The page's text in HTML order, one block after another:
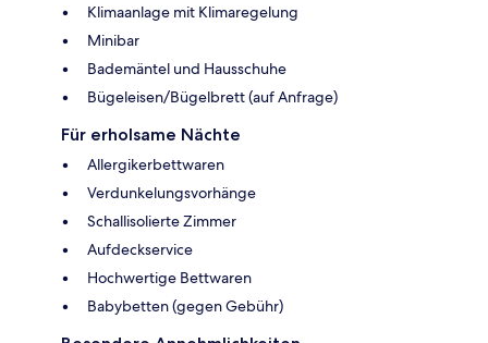
Klimaanlage mit Klimaregelung
Minibar
Bademäntel und Hausschuhe
Bügeleisen/Bügelbrett (auf Anfrage)
Für erholsame Nächte
Allergikerbettwaren
Verdunkelungsvorhänge
Schallisolierte Zimmer
Aufdeckservice
Hochwertige Bettwaren
Babybetten (gegen Gebühr)